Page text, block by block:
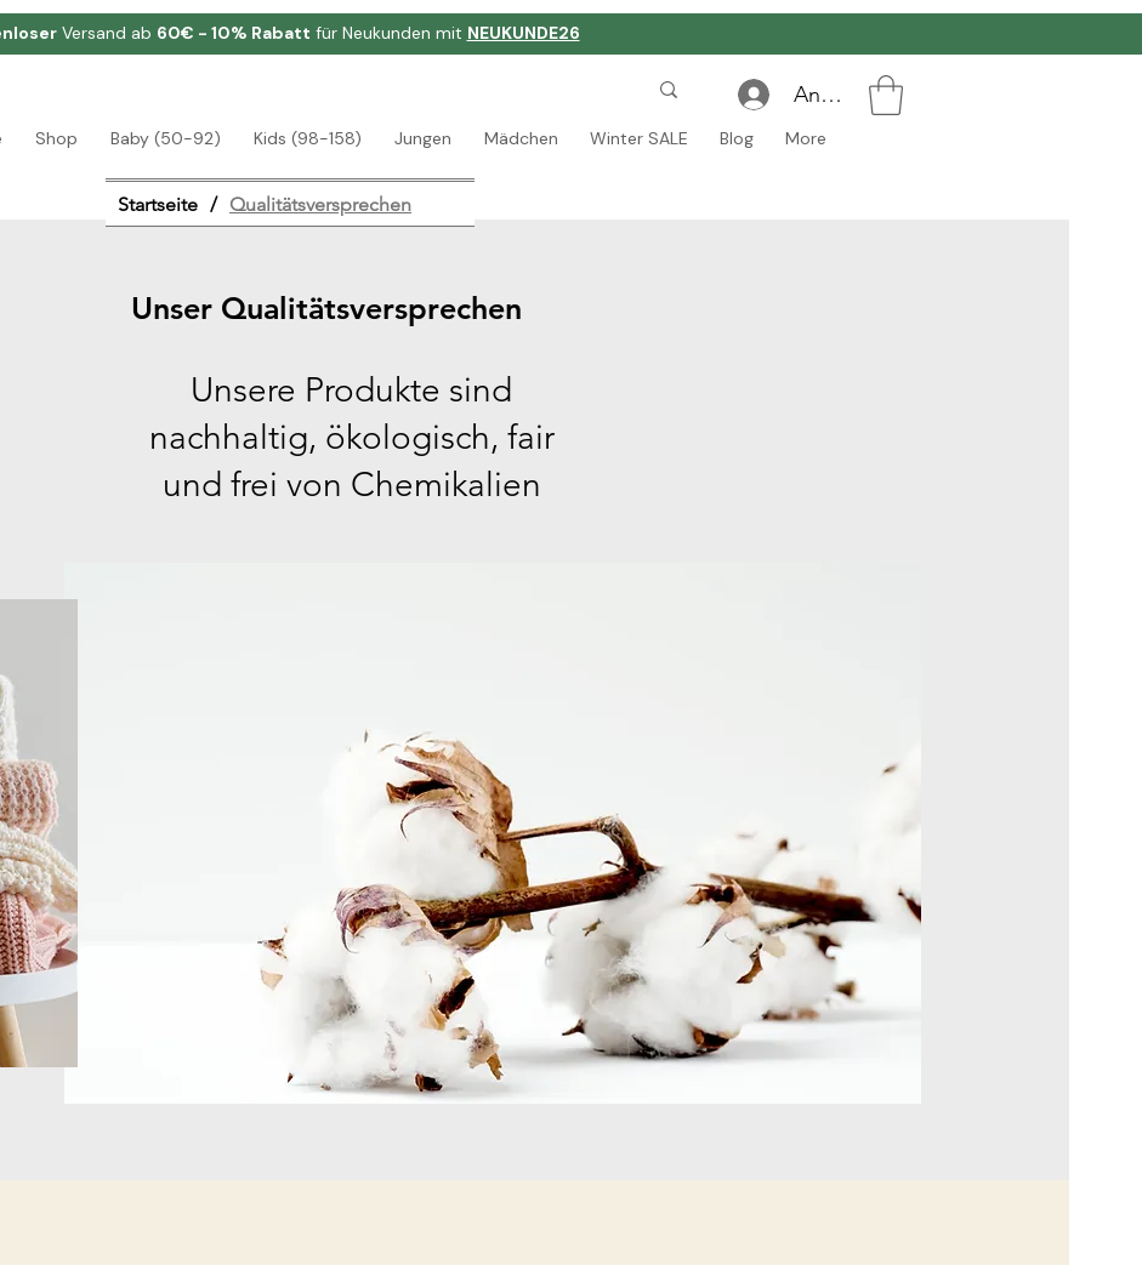
Versand ab 60€ - 10% Rabatt für Neukunden mit NEUKUNDE26
Anmelden
Shop Baby (50-92) Kids (98-158) Jungen Mädchen Winter SALE Blog More
Unser Qualitätsversprechen
Unsere Produkte sind
nachhaltig, ökologisch, fair
und frei von Chemikalien
Startseite / Qualitätsversprechen